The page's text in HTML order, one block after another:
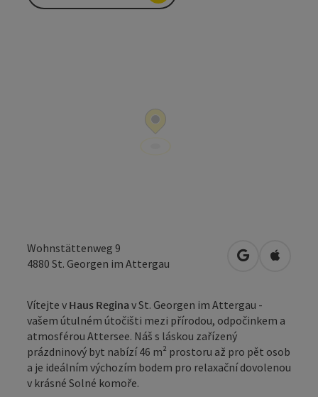
Wohnstättenweg 9
4880 St. Georgen im Attergau Otevřít vOtevřít
Vítejte v Haus Reginav St. Georgen im Attergau -
vašem útulném útočišti mezi přírodou, odpočinkem a
atmosférou Attersee. Náš s láskou zařízený
prázdninový byt nabízí 46 m² prostoru až pro pět osob
a je ideálním výchozím bodem pro relaxační dovolenou
v krásné Solné komoře.